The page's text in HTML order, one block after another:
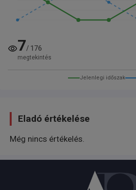
7/ 176
megtekintés
Jelenlegi időszak
Eladó értékelése
Még nincs értékelés.